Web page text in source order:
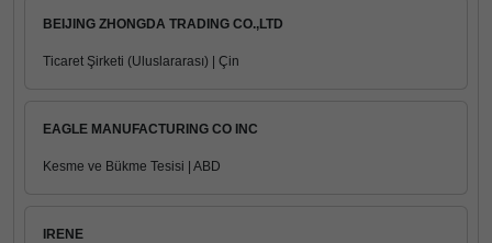
BEIJING ZHONGDA TRADING CO.,LTD
Ticaret Şirketi (Uluslararası) | Çin
EAGLE MANUFACTURING CO INC
Kesme ve Bükme Tesisi | ABD
IRENE